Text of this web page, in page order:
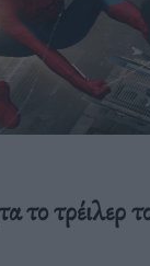
το τρέιλερ